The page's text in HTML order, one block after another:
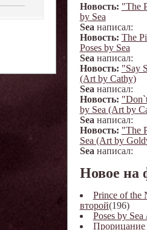
Новость: "The
by Sea
Sea написал:
Новость: The
Poses by Sea
Sea написал:
Новость: "Say
(Art by Cathy)
Sea написал:
Новость:
by Sea (Art by
Sea написал:
Новость: "The
Sea (Art by
Sea написал:
Новое на
Prince of the
второй(196)
Poses by
Прорицание